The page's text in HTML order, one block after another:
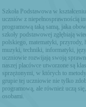
Szkoła Podstawowa w
uczniów z niepełnosprawnością
programową taką samą, jaka
szkoły podstawowej zgłębiają
polskiego, matematyki,
muzyki, techniki, informatyki,
uczniowie rozwijają swoją
naszej placówce utworzone są
sprzężonymi, w których to
grupie tej uczniowie nie tylko
programową, ale również uczą
osobami.